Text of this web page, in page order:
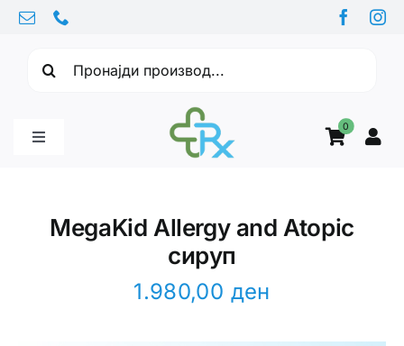
Skip
content
0
Toggle
MegaKid Allergy and Atopic
сируп
1.980,00 ден